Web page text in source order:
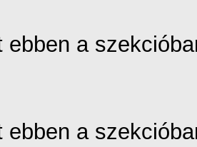
ebben a
ebben a